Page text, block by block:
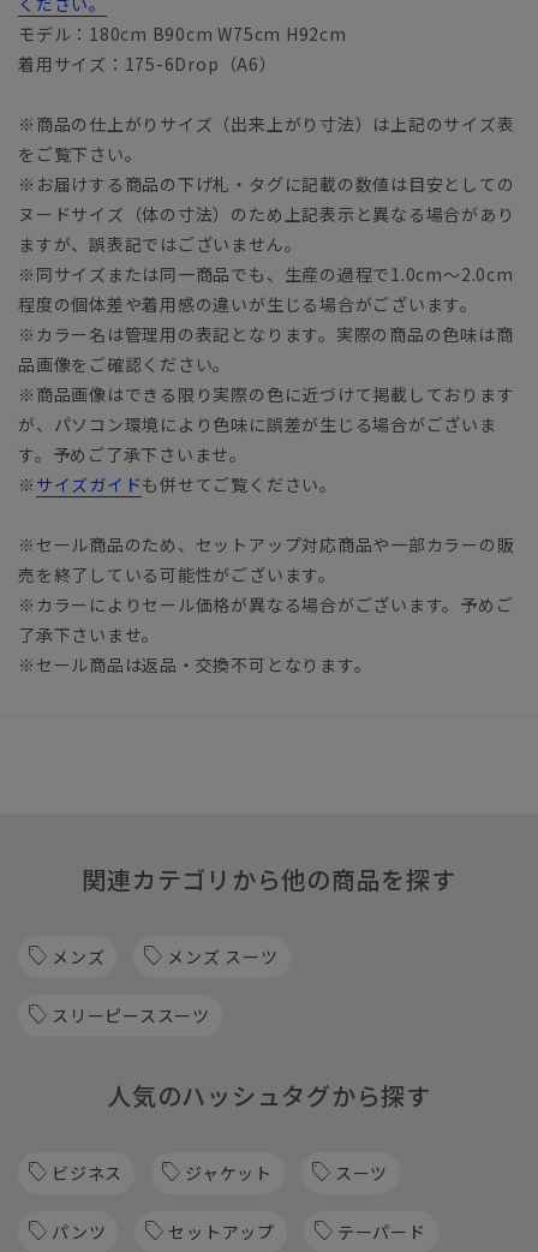
モデル：180cm B90cm W75cm H92cm
着用サイズ：175-6Drop（A6）
※商品の仕上がりサイズ（出来上がり寸法）は上記のサイズ表
をご覧下さい。
※お届けする商品の下げ札・タグに記載の数値は目安としての
ヌードサイズ（体の寸法）のため上記表示と異なる場合があり
ますが、誤表記ではございません。
※同サイズまたは同一商品でも、生産の過程で1.0cm～2.0cm
程度の個体差や着用感の違いが生じる場合がございます。
※カラー名は管理用の表記となります。実際の商品の色味は商
品画像をご確認ください。
※商品画像はできる限り実際の色に近づけて掲載しております
が、パソコン環境により色味に誤差が生じる場合がございま
す。予めご了承下さいませ。
※ サイズガイドも併せてご覧ください。
※セール商品のため、セットアップ対応商品や一部カラーの販
売を終了している可能性がございます。
※カラーによりセール価格が異なる場合がございます。予めご
了承下さいませ。
※セール商品は返品・交換不可となります。
関連カテゴリから他の商品を探す
メンズ メンズ スーツ
スリーピーススーツ
人気のハッシュタグから探す
ビジネス ジャケット スーツ
パンツ セットアップ テーパード